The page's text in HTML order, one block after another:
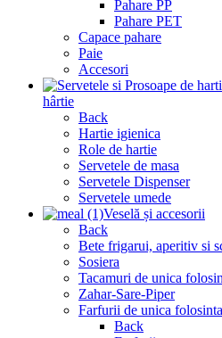
Pahare PP
Pahare PET
Capace pahare
Paie
Accesori
hârtie
Back
Hartie igienica
Role de hartie
Servetele de masa
Servetele Dispenser
Servetele umede
Veselă și accesorii
Back
Bete frigarui, aperitiv si
Sosiera
Tacamuri de unica
Zahar-Sare-Piper
Farfurii de unica folosinta
Back